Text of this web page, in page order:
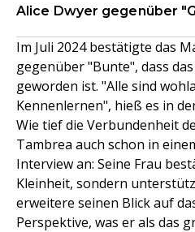
Alice Dwyer gegenüber
Im Juli 2024 bestätigte das
gegenüber "Bunte", dass
geworden ist. "Alle sind
Kennenlernen", hieß es in
Wie tief die Verbundenheit
Tambrea auch schon in
Interview an: Seine Frau
Kleinheit, sondern
erweitere seinen Blick auf
Perspektive, was er als das